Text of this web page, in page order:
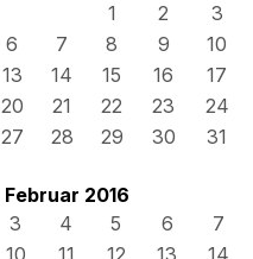
1
2
3
6 7 8 9
10
13 14 15 16
17
20 21 22 23
24
27 28 29 30 31
Februar 2016
3 4 5 6
7
10 11 12 13
14